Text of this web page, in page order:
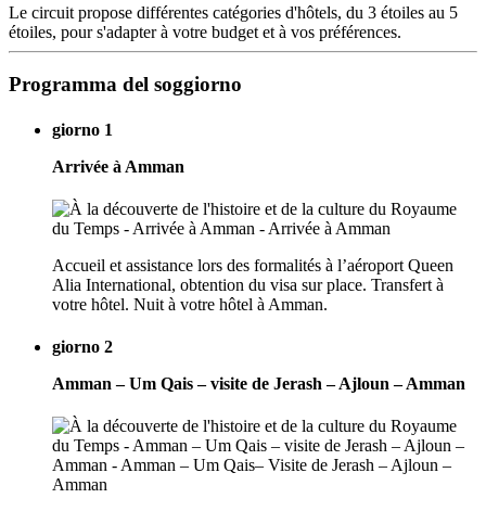
Le circuit propose différentes catégories d'hôtels, du 3 étoiles au 5
étoiles, pour s'adapter à votre budget et à vos préférences.
Programma del soggiorno
giorno 1
Arrivée à Amman
Accueil et assistance lors des formalités à l’aéroport Queen
Alia International, obtention du visa sur place. Transfert à
votre hôtel. Nuit à votre hôtel à Amman.
giorno 2
Amman – Um Qais – visite de Jerash – Ajloun – Amman